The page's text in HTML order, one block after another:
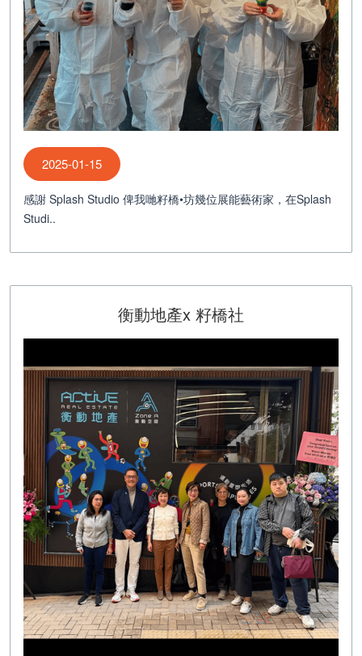
2025-01-15
感謝 Splash Studio 俾我哋籽橋•坊幾位展能藝術家，在Splash
Studi..
衡動地產x 籽橋社